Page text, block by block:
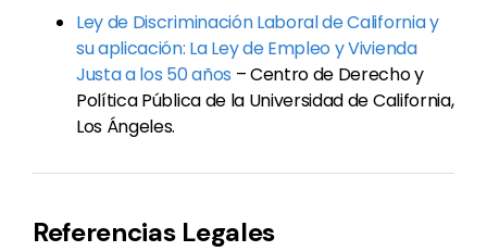
Ley de Discriminación Laboral de California y
su aplicación: La Ley de Empleo y Vivienda
Justa a los 50 años – Centro de Derecho y
Política Pública de la Universidad de California,
Los Ángeles.
Referencias Legales